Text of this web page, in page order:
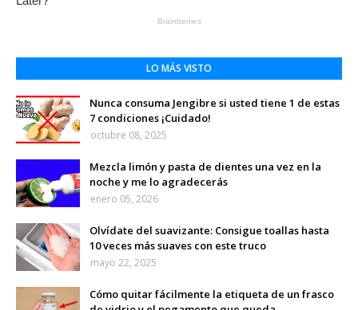
LO MÁS VISTO
Nunca consuma Jengibre si usted tiene 1 de estas
7 condiciones ¡Cuidado!
octubre 08, 2025
Mezcla limón y pasta de dientes una vez en la
noche y me lo agradecerás
enero 05, 2026
Olvídate del suavizante: Consigue toallas hasta
10 veces más suaves con este truco
mayo 22, 2025
Cómo quitar fácilmente la etiqueta de un frasco